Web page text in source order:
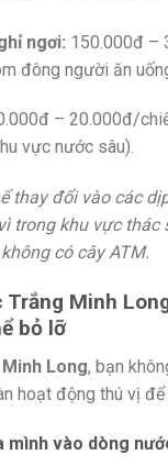
ngơi: 150.000đ –
đông người ăn
– 20.000đ/
vực nước sâu).
thay đổi vào các
trong khu vực thác
có cây ATM.
Trắng Minh
bỏ lỡ
Long, bạn
hoạt động thú vị để
mình vào dòng